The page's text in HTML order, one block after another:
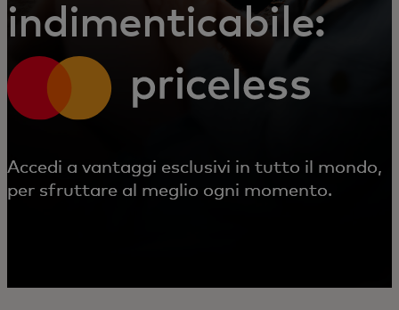
indimenticabile:
Accedi a vantaggi esclusivi in tutto il mondo,
per sfruttare al meglio ogni momento.